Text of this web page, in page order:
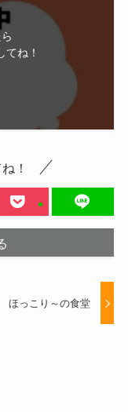
てね！
！
ほっこり～の食堂